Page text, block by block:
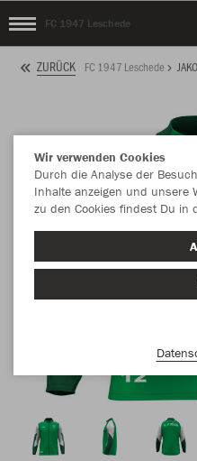
FC 1947 Leschede
ZURÜCK FC 1947 Leschede
Wir verwenden Cookies
Durch die Analyse der
Inhalte anzeigen und unsere
zu den Cookies findest Du in